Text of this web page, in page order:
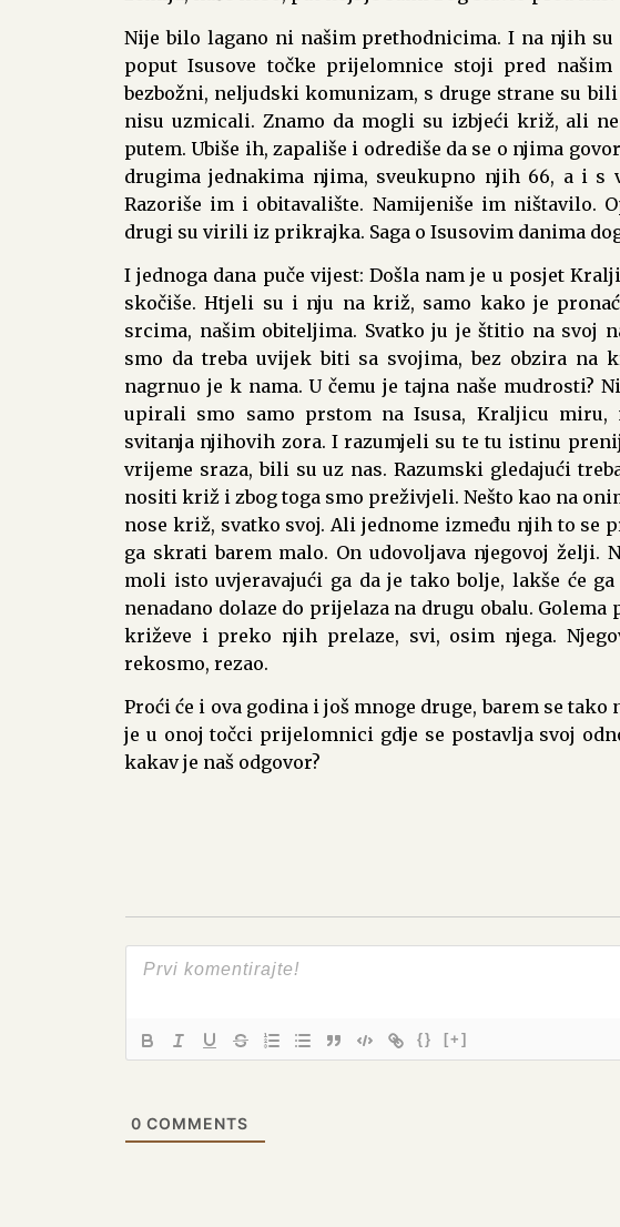
Nije bilo lagano ni našim prethodnicima. I na njih su
poput Isusove točke prijelomnice stoji pred
bezbožni, neljudski komunizam, s druge strane su
nisu uzmicali. Znamo da mogli su izbjeći križ, ali
putem. Ubiše ih, zapališe i odrediše da se o njima
drugima jednakima njima, sveukupno njih 66, a i
Razoriše im i obitavalište. Namijeniše im ništavilo.
drugi su virili iz prikrajka. Saga o Isusovim danima
I jednoga dana puče vijest: Došla nam je u posjet
skočiše. Htjeli su i nju na križ, samo kako je
srcima, našim obiteljima. Svatko ju je štitio na svoj
smo da treba uvijek biti sa svojima, bez obzira na
nagrnuo je k nama. U čemu je tajna naše mudrosti?
upirali smo samo prstom na Isusa, Kraljicu miru,
svitanja njihovih zora. I razumjeli su te tu istinu
vrijeme sraza, bili su uz nas. Razumski gledajući
nositi križ i zbog toga smo preživjeli. Nešto kao na
nose križ, svatko svoj. Ali jednome između njih to se
ga skrati barem malo. On udovoljava njegovoj želji.
moli isto uvjeravajući ga da je tako bolje, lakše će
nenadano dolaze do prijelaza na drugu obalu.
križeve i preko njih prelaze, svi, osim njega.
rekosmo, rezao.
Proći će i ova godina i još mnoge druge, barem se tako
je u onoj točci prijelomnici gdje se postavlja svoj
kakav je naš odgovor?
{} [+]
0 COMMENTS